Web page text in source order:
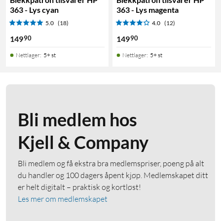
363 - Lys cyan
5.0 (18)
14990
Nettlager: 5+ st
363 - Lys magenta
4.0 (12)
14990
Nettlager: 5+ st
Bli medlem hos
Kjell & Company
Bli medlem og få ekstra bra medlemspriser, poeng på alt
du handler og 100 dagers åpent kjøp. Medlemskapet ditt
er helt digitalt – praktisk og kortløst!
Les mer om medlemskapet